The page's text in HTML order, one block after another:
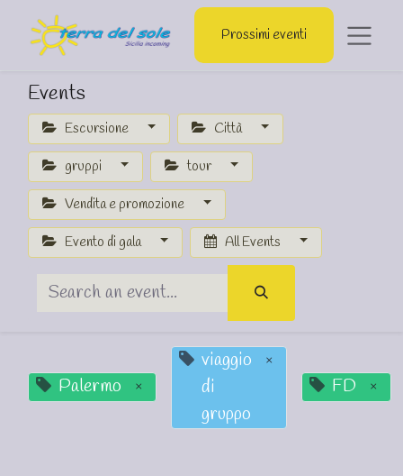
Prossimi eventi
Events
Escursione Città
gruppi tour
Vendita e promozione
Evento di gala All Events
Palermo ×
viaggio
di
gruppo
×
FD ×